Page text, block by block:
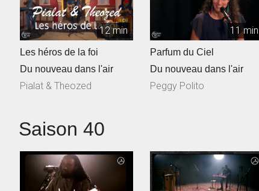
12 min
Les héros de la foi
Du nouveau dans l'air
Pialat & Theozed
11 min
Parfum du Ciel
Du nouveau dans l'air
Peggy Polito
Saison 40